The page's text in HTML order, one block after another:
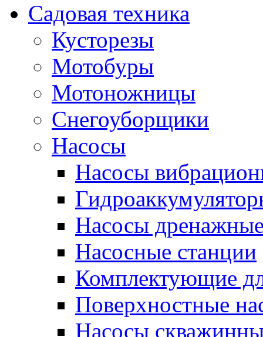
Садовая техника
Кусторезы
Мотобуры
Мотоножницы
Снегоуборщики
Насосы
Насосы
Насосы
Насосные станции
Комплектующие
Поверхностные
Насосы